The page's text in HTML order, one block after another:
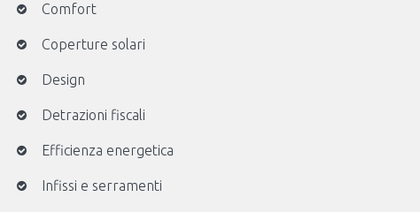
Comfort
Coperture solari
Design
Detrazioni fiscali
Efficienza energetica
Infissi e serramenti